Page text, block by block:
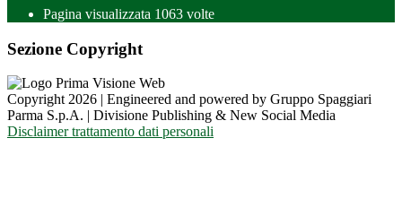
Pagina visualizzata 1063 volte
Sezione Copyright
Copyright 2026 | Engineered and powered by Gruppo Spaggiari
Parma S.p.A. | Divisione Publishing & New Social Media
Disclaimer trattamento dati personali